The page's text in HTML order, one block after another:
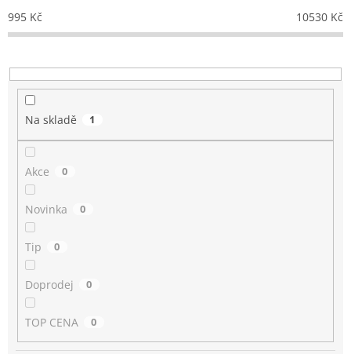
o
d
k
t
995 Kč 10530 Kč
Na skladě 1
Akce 0
Novinka 0
Tip 0
Doprodej 0
TOP CENA 0